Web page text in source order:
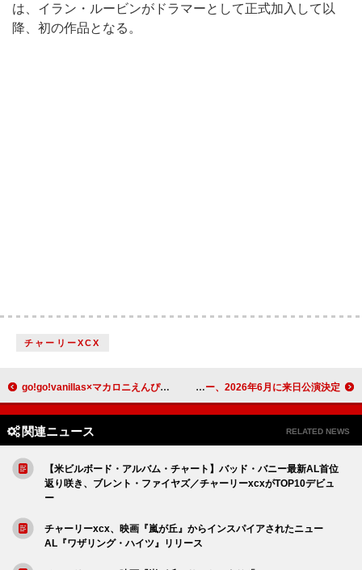
は、イラン・ルービンがドラマーとして正式加入して以
降、初の作品となる。
チャーリーXCX
go!go!vanillas×マカロニえんぴつ、“go!go!の日”【READY STEADY go!go!】でツーマン ジョナス・ブルー、2026年6月に来日公演決定
関連ニュース RELATED NEWS
【米ビルボード・アルバム・チャート】バッド・バニー最新AL首位
返り咲き、ブレント・ファイヤズ／チャーリーxcxがTOP10デビュ
ー
チャーリーxcx、映画『嵐が丘』からインスパイアされたニュー
AL『ワザリング・ハイツ』リリース